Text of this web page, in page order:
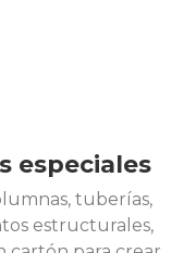
especiales
tuberías,
estructurales,